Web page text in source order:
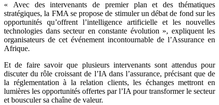
« Avec des intervenants de premier plan et des thématiques
stratégiques, la FMA se propose de stimuler un débat de fond sur les
opportunités qu’offrent l’intelligence artificielle et les nouvelles
technologies dans secteur en constante évolution », expliquent les
organisateurs de cet événement incontournable de l’Assurance en
Afrique.
Et de faire savoir que plusieurs intervenants sont attendus pour
discuter du rôle croissant de l’IA dans l’assurance, précisant que de
la réglementation à la relation clients, les échanges mettront en
lumières les opportunités offertes par l’IA pour transformer le secteur
et bousculer sa chaîne de valeur.